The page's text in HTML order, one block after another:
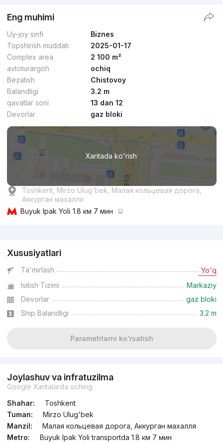
Eng muhimi
Uy-joy sinfi
Biznes
Topshirish muddati
2025-01-17
Complex area
2 100 m²
avtoturargoh
ochiq
Bezatish
Chistovoy
Balandligi
3.2 m
qavatlar soni
13 dan 12
Devorlar
gaz bloki
Xaritada ko'rish
Toshkent, Mirzo Ulug'bek, Малая кольцевая дорога,
Аккурган махалля
Buyuk Ipak Yoli 1.8 км 7 мин
Xususiyatlari
Ta'mirlash Yo'q
Isitish Tizimi
Markaziy
Devorlar
gaz bloki
Ship Balandligi
3.2 m
Parametrlarni ko'rsatish
Joylashuv va infratuzilma
Google Xaritalarda oching
Shahar:
Toshkent
Tuman:
Mirzo Ulug'bek
Manzil:
Малая кольцевая дорога, Аккурган махалля
Metro:
Buyuk Ipak Yoli transportda 1.8 км 7 мин